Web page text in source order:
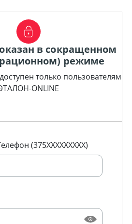
в сокращенном
режиме
только пользователям
ONLINE
(375XXXXXXXXX)